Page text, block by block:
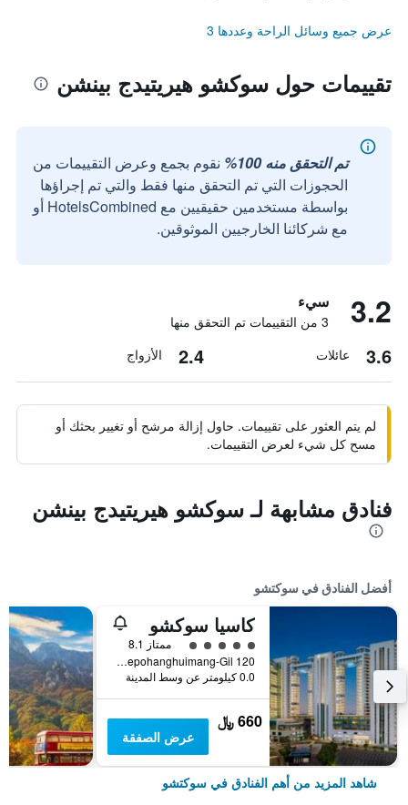
عرض جميع وسائل الراحة وعددها 3
تقييمات حول سوكشو هيريتيدج بينشن
تم التحقق منه 100%
نقوم بجمع وعرض التقييمات من
الحجوزات التي تم التحقق منها فقط والتي تم إجراؤها
بواسطة مستخدمين حقيقيين مع HotelsCombined أو
مع شركائنا الخارجيين الموثوقين.
3.2 سيء
3 من التقييمات تم التحقق منها
3.6 عائلات 2.4 الأزواج
لم يتم العثور على تقييمات. حاول إزالة مرشح أو تغيير بحثك أو
مسح كل شيء لعرض التقييمات.
فنادق مشابهة لـ سوكشو هيريتيدج بينشن
أفضل الفنادق في سوكتشو
كاسيا سوكشو
تقييم فئة 5
ممتاز 8.1
120 Daepohanghuimang-Gil, سوكتشو, كوريا الجنوبية
0.0 كيلومتر عن وسط المدينة
660 ﷼
عرض الصفقة
شاهد المزيد من أهم الفنادق في سوكتشو